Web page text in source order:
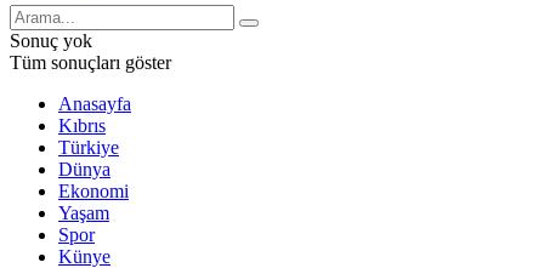
Sonuç yok
Tüm sonuçları göster
Anasayfa
Kıbrıs
Türkiye
Dünya
Ekonomi
Yaşam
Spor
Künye